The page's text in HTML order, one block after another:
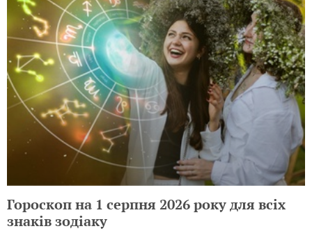
Гороскоп на 1 серпня 2026 року для всіх
знаків зодіаку